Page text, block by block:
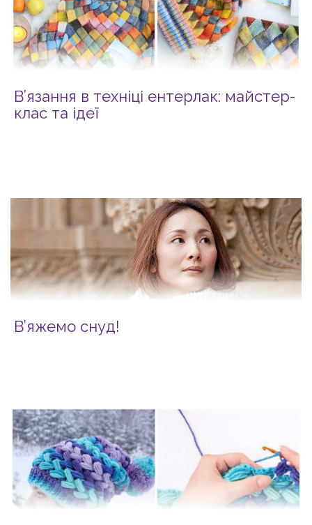
В’язання в техніці ентерлак: майстер-
клас та ідеї
В’яжемо снуд!